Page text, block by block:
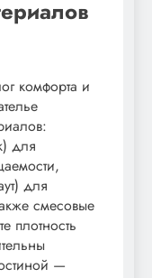
комфорта и
для
для
смесовые
плотность
—